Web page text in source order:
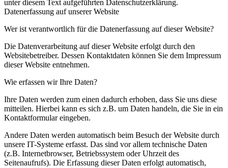
unter diesem Text aufgeführten Datenschutzerklärung.
Datenerfassung auf unserer Website
Wer ist verantwortlich für die Datenerfassung auf dieser Website?
Die Datenverarbeitung auf dieser Website erfolgt durch den
Websitebetreiber. Dessen Kontaktdaten können Sie dem Impressum
dieser Website entnehmen.
Wie erfassen wir Ihre Daten?
Ihre Daten werden zum einen dadurch erhoben, dass Sie uns diese
mitteilen. Hierbei kann es sich z.B. um Daten handeln, die Sie in ein
Kontaktformular eingeben.
Andere Daten werden automatisch beim Besuch der Website durch
unsere IT-Systeme erfasst. Das sind vor allem technische Daten
(z.B. Internetbrowser, Betriebssystem oder Uhrzeit des
Seitenaufrufs). Die Erfassung dieser Daten erfolgt automatisch,